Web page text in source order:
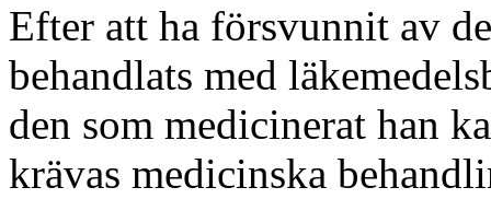
Efter att ha försvunnit av
behandlats med
den som medicinerat han
krävas medicinska